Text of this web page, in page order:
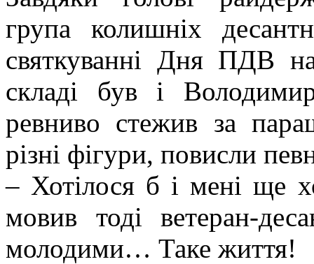
група колишніх
святкуванні Дня ПДВ
складі був і
ревниво стежив за
різні фігури, повисли
– Хотілося б і мені ще
мовив тоді ветеран-
молодими… Таке життя!